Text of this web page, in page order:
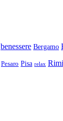
benessere Bergamo
Pesaro Pisa relax